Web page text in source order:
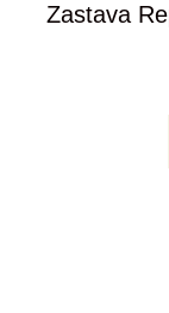
Zastava